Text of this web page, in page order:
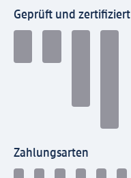
Geprüft und zertifiziert
Zahlungsarten